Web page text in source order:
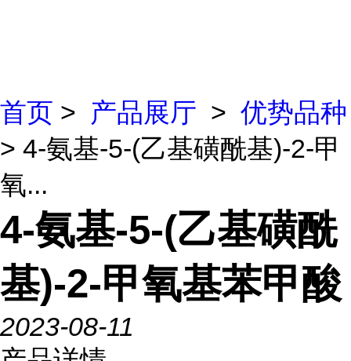
首页 > 产品展厅 > 优势品种
> 4-氨基-5-(乙基磺酰基)-2-甲
氧...
4-氨基-5-(乙基磺酰
基)-2-甲氧基苯甲酸
2023-08-11